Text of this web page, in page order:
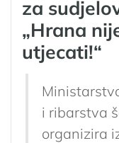
za
„Hrana
utjecati!“
i ribarstva
organizira